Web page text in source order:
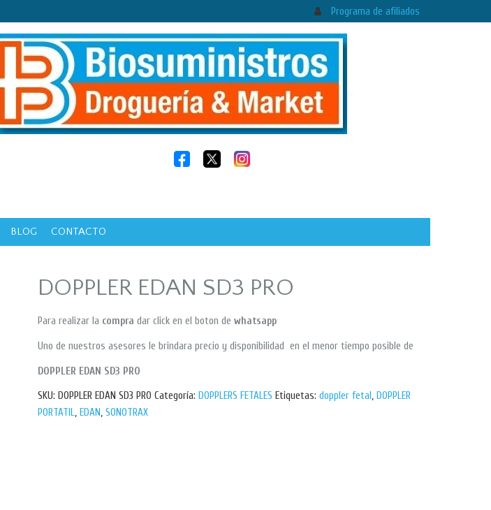
Programa de afiliados
BLOG CONTACTO
DOPPLER EDAN SD3 PRO
Para realizar la compra dar click en el boton de whatsapp
Uno de nuestros asesores le brindara precio y disponibilidad en el menor tiempo posible de
DOPPLER EDAN SD3 PRO
SKU: DOPPLER EDAN SD3 PRO Categoría: DOPPLERS FETALES Etiquetas: doppler fetal , DOPPLER
PORTATIL, EDAN, SONOTRAX